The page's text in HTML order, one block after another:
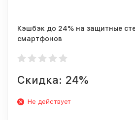
Кэшбэк до 24% на защитные
смартфонов
Скидка: 24%
Не действует